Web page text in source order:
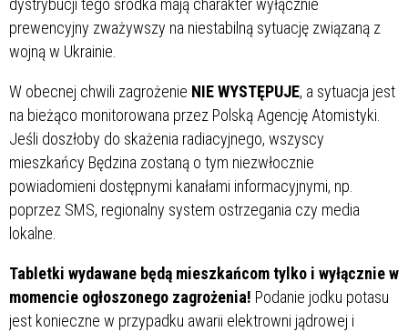
dystrybucji tego środka mają charakter wyłącznie
prewencyjny zważywszy na niestabilną sytuację związaną z
wojną w Ukrainie.
W obecnej chwili zagrożenie NIE WYSTĘPUJE, a sytuacja jest
na bieżąco monitorowana przez Polską Agencję Atomistyki.
Jeśli doszłoby do skażenia radiacyjnego, wszyscy
mieszkańcy Będzina zostaną o tym niezwłocznie
powiadomieni dostępnymi kanałami informacyjnymi, np.
poprzez SMS, regionalny system ostrzegania czy media
lokalne.
Tabletki wydawane będą mieszkańcom tylko i wyłącznie w
momencie ogłoszonego zagrożenia! Podanie jodku potasu
jest konieczne w przypadku awarii elektrowni jądrowej i